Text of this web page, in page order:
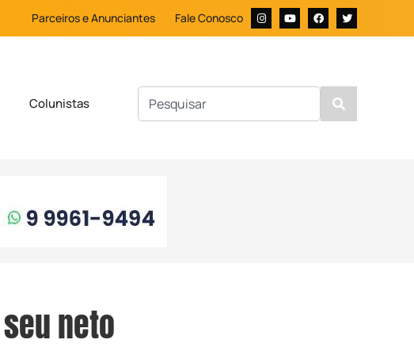
Parceiros e Anunciantes Fale Conosco
Colunistas
neto